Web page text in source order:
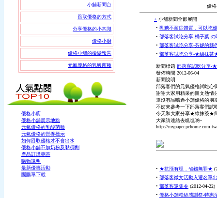
小舖新聞台
舀取優格的方式
分享優格的小常識
優格小廚
優格小舖的檢驗報告
元氣優格的乳酸菌種
優格小廚
優格小舖展示地點
元氣優格的乳酸菌種
元氣優格的營養標示
如何舀取優格才不會出水
優格小舖不加奶粉及黏稠劑
產品訂購專區
購物說明
最新優惠活動
團購單下載
優
+ 小舖新聞全部展開
• 乳糖不耐症體質，可以吃
• 部落客試吃分享-桶子葉 の
• 部落客試吃分享-芬妮的我
• 部落客試吃分享-★綠抹
新聞標題 部落客試吃分享-
發佈時間 2012-06-04
新聞說明
部落客們的元氣優格試吃心
謝謝大家用精采的圖文熱情
還沒有品嚐過小舖優格的朋
不妨來參考一下部落客們試
今天和大家分享★綠抹茶★
大家請連結去瞧瞧喲~
http://
• ★抗漲有理，省錢無罪★ (
• 部落客徵文活動入選名單
• 部落客邀集令 (2012-04-22)
• 優格小舖粉絲感謝祭-特惠